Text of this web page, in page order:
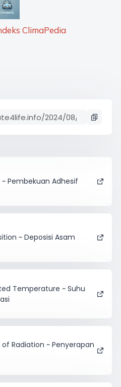
ClimaPedia
Pembekuan Adhesif
~ Deposisi Asam
Temperature ~ Suhu
Radiation ~ Penyerapan